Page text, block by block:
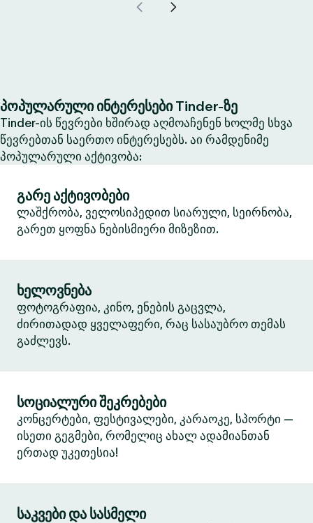
პოპულარული ინტერესები Tinder-ზე
Tinder-ის წევრები ხშირად აღმოაჩენენ ხოლმე სხვა
წევრებთან საერთო ინტერესებს. აი რამდენიმე
პოპულარული აქტივობა:
გარე აქტივობები
ლაშქრობა, ველოსიპედით სიარული, სეირნობა,
გარეთ ყოფნა ნებისმიერი მიზეზით.
ხელოვნება
ფოტოგრაფია, კინო, ენების გაცვლა,
ძირითადად ყველაფერი, რაც სასაუბრო თემას
გაძლევს.
სოციალური შეკრებები
კონცერტები, ფესტივალები, კარაოკე, სპორტი —
ისეთი გეგმები, რომელიც ახალ ადამიანთან
ერთად უკეთესია!
საკვები და სასმელი